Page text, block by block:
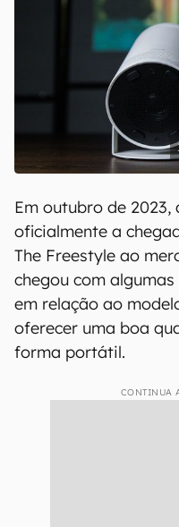
Em outubro de 2023,
oficialmente a
The Freestyle ao
chegou com
em relação ao
oferecer uma boa
forma portátil.
CONTINUA